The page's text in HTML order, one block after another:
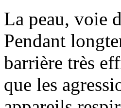
La peau, voie
Pendant
barrière très
que les